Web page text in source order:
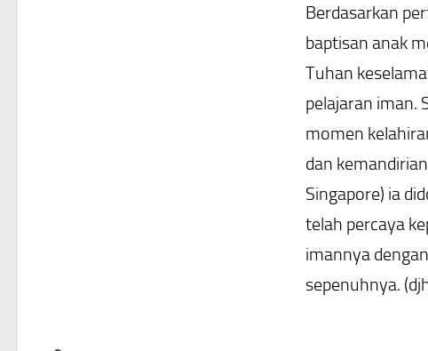
Berdasarkan
baptisan anak
Tuhan
pelajaran iman.
momen
dan
Singapore) ia
telah percaya
imannya
sepenuhnya.